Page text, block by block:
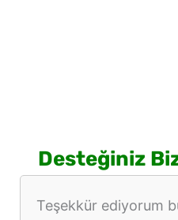
Desteğiniz
Teşekkür ediyorum